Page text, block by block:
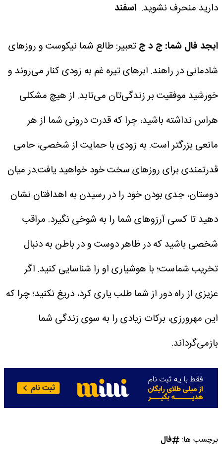
دارید منحرف نشوید. اسفند
ابجد فال شما: ج د جتعبیر: طالع شما نیکوست و روزهای
شادمانی در راهند. ابرهای تیره غم به زودی کنار می‌روند و
خورشید موفقیت بر زندگی‌تان می‌تابد. از هیچ مشکلی
هراس نداشته باشید، چرا که قدرت درونی شما از هر
مانعی بزرگتر است. به زودی با حمایت از شخصی، حامی
قدرتمندی برای روزهای سخت خود خواهید یافت.در میان
دوستان، جدی بودن خود را در رسیدن به اهدافتان نشان
دهید تا کسی آرزوهای شما را به شوخی نگیرد. مراقب
شخصی باشید که در ظاهر دوست و در باطن به دنبال
تخریب شماست؛ با هوشیاری او را شناسایی کنید. اگر
عزیزی از راه دور از شما طلب یاری کرد، دریغ نکنید؛ چرا که
این مهرورزی، برکات زیادی را به سوی زندگی شما
بازمی‌گرداند.
برچسب ها: فال